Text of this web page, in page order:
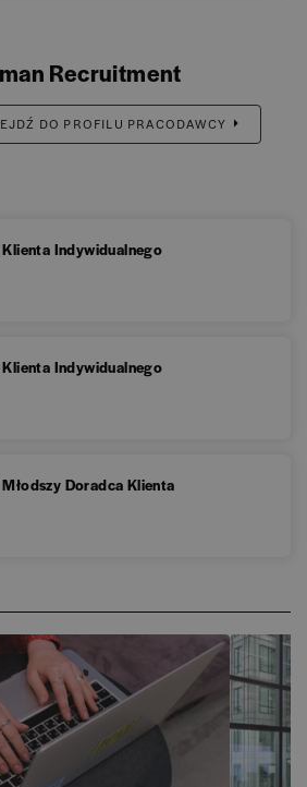
Recruitment
DO PROFILU PRACODAWCY
Indywidualnego
Indywidualnego
Doradca Klienta